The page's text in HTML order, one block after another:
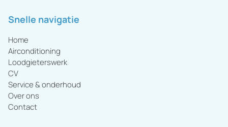
Snelle navigatie
Home
Airconditioning
Loodgieterswerk
CV
Service & onderhoud
Over ons
Contact